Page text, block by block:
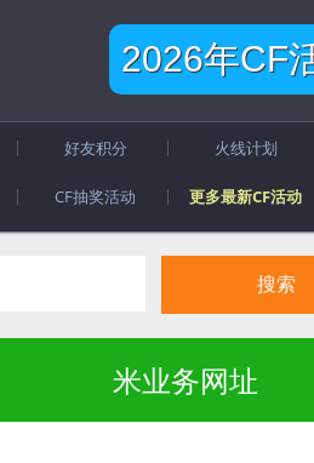
2026年CF
好友积分 火线计划
CF抽奖活动 更多最新CF活动
米业务网址